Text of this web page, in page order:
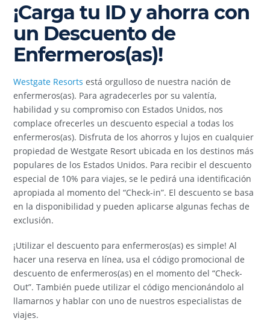
¡Carga tu ID y ahorra con
un Descuento de
Enfermeros(as)!
Westgate Resorts está orgulloso de nuestra nación de
enfermeros(as). Para agradecerles por su valentía,
habilidad y su compromiso con Estados Unidos, nos
complace ofrecerles un descuento especial a todas los
enfermeros(as). Disfruta de los ahorros y lujos en cualquier
propiedad de Westgate Resort ubicada en los destinos más
populares de los Estados Unidos. Para recibir el descuento
especial de 10% para viajes, se le pedirá una identificación
apropiada al momento del “Check-in”. El descuento se basa
en la disponibilidad y pueden aplicarse algunas fechas de
exclusión.
¡Utilizar el descuento para enfermeros(as) es simple! Al
hacer una reserva en línea, usa el código promocional de
descuento de enfermeros(as) en el momento del “Check-
Out”. También puede utilizar el código mencionándolo al
llamarnos y hablar con uno de nuestros especialistas de
viajes.